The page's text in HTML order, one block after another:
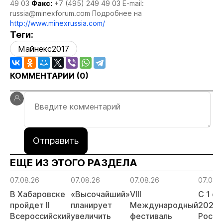
49 03 Факс: +7 (495) 249 49 03 E-mail:
russia@minexforum.com Подробнее на
http://www.minexrussia.com/
Теги:
Майнекс2017
КОММЕНТАРИИ (0)
Отправить
ЕЩЕ ИЗ ЭТОГО РАЗДЕЛА
07.08.26
В Хабаровске
пройдет II
Всероссийский
07.08.26
«Высочайший»
планирует
увеличить
07.08.26
VIII
Международный
фестиваль
С 1
2026